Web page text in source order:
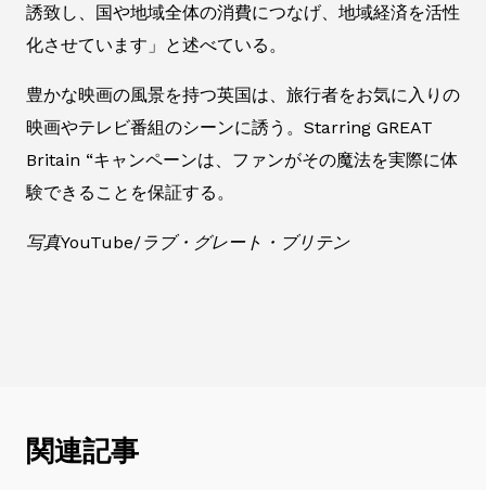
誘致し、国や地域全体の消費につなげ、地域経済を活性
化させています」と述べている。
豊かな映画の風景を持つ英国は、旅行者をお気に入りの
映画やテレビ番組のシーンに誘う。Starring GREAT
Britain “キャンペーンは、ファンがその魔法を実際に体
験できることを保証する。
写真YouTube/ラブ・グレート・ブリテン
関連記事